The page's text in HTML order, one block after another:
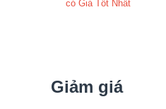
có Giá Tốt Nhất
Giảm giá